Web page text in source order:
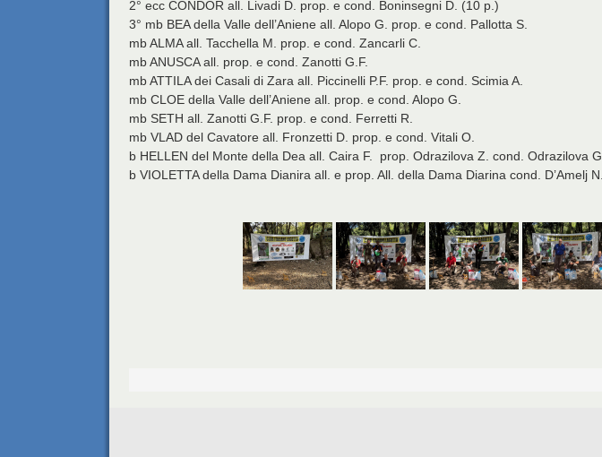
2° ecc CONDOR all. Livadi D. prop. e cond. Boninsegni D. (10 p.)
3° mb BEA della Valle dell’Aniene all. Alopo G. prop. e cond. Pallotta S.
mb ALMA all. Tacchella M. prop. e cond. Zancarli C.
mb ANUSCA all. prop. e cond. Zanotti G.F.
mb ATTILA dei Casali di Zara all. Piccinelli P.F. prop. e cond. Scimia A.
mb CLOE della Valle dell’Aniene all. prop. e cond. Alopo G.
mb SETH all. Zanotti G.F. prop. e cond. Ferretti R.
mb VLAD del Cavatore all. Fronzetti D. prop. e cond. Vitali O.
b HELLEN del Monte della Dea all. Caira F. prop. Odrazilova Z. cond. Odrazilova G.
b VIOLETTA della Dama Dianira all. e prop. All. della Dama Diarina cond. D’Amelj N.